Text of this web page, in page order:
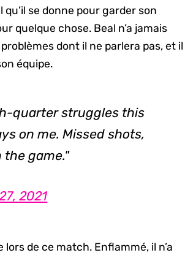
se donne pour garder son
quelque chose. Beal n’a jamais
dont il ne parlera pas, et il
équipe.
quarter struggles this
on me. Missed shots,
game."
2021
de ce match. Enflammé, il n’a